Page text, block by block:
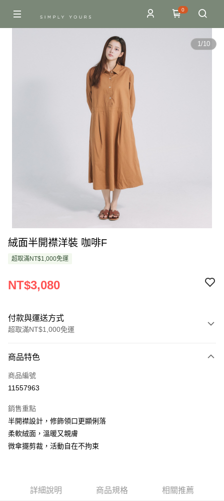
0
1/10
絨面半開襟洋裝 咖啡F
超取滿NT$1,000免運
NT$3,080
付款與運送方式
超取滿NT$1,000免運
信用卡一次付款
超商取貨付款
Apple Pay
悠遊付
全家取貨付款
商品特色
商品編號
11557963
銷售重點
半開襟設計，修飾領口更顯俐落
柔軟絨面，溫暖又親膚
微傘擺剪裁，活動自在不拘束
詳細說明 商品規格 相關推薦